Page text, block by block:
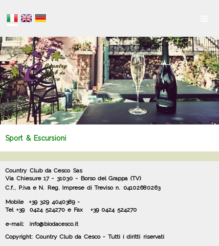
Sport & Escursioni
Country Club da Cesco Sas
Via Chiesure 17 - 31030 - Borso del Grappa (TV)
C.f., P.iva e N. Reg. Imprese di Treviso n. 04102680263
Mobile+39 329 4040389 -
Tel +39 0424 524270 e Fax +39 0424 524270
e-mail: info@biodacesco.it
Copyright: Country Club da Cesco - Tutti i diritti riservati